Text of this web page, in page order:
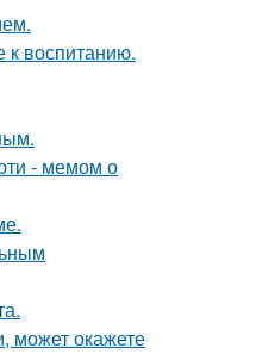
к воспитанию.
- мемом о
может окажете